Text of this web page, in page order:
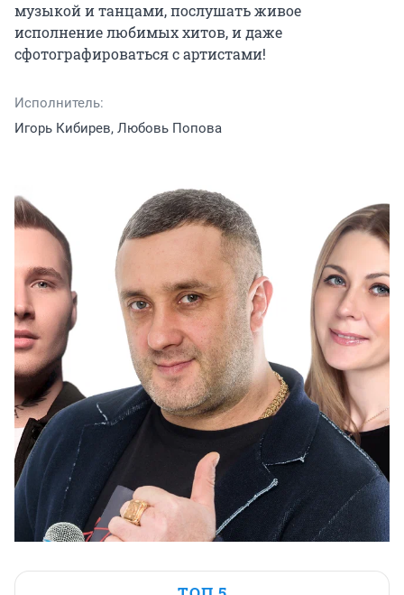
музыкой и танцами, послушать живое
исполнение любимых хитов, и даже
сфотографироваться с артистами!
Исполнитель:
Игорь Кибирев, Любовь Попова